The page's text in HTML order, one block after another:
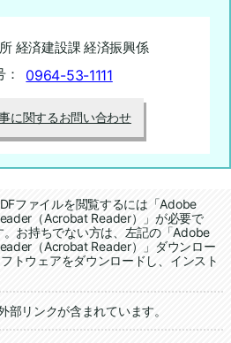
経済建設課 経済振興係
0964-53-1111
に関するお問い合わせ
ファイルを閲覧するには「Adobe
（Acrobat Reader）」が必要で
。お持ちでない方は、左記の「Adobe
（Acrobat Reader）」ダウンロー
トウェアをダウンロードし、インスト
部リンクが含まれています。